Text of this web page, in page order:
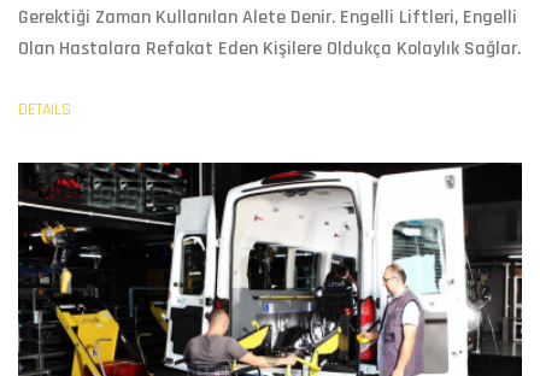
Gerektiği Zaman Kullanılan Alete Denir. Engelli Liftleri, Engelli
Olan Hastalara Refakat Eden Kişilere Oldukça Kolaylık Sağlar.
DETAILS